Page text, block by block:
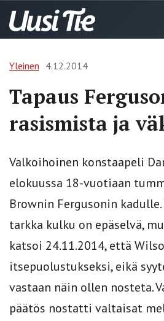
Yleinen 4.12.2014
Tapaus
rasismista ja
Valkoihoinen konstaapeli
elokuussa 18-vuotiaan
Brownin Fergusonin
tarkka kulku on epäselvä,
katsoi 24.11.2014, että
itsepuolustukseksi, eikä
vastaan näin ollen nosteta.
päätös nostatti valtaisat